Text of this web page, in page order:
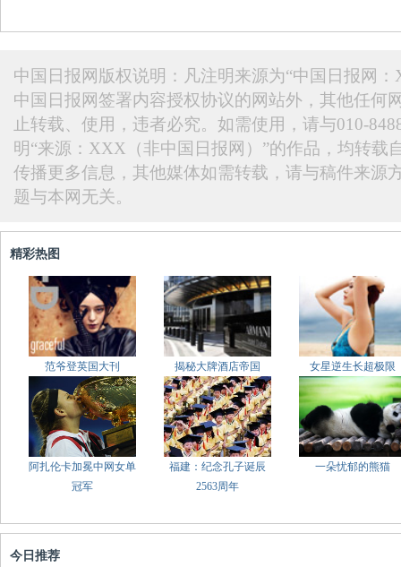
中国日报网版权说明：凡注明来源为“中国日报网
中国日报网签署内容授权协议的网站外，其他任何
止转载、使用，违者必究。如需使用，请与010-
明“来源：XXX（非中国日报网）”的作品，均转载
传播更多信息，其他媒体如需转载，请与稿件来源
题与本网无关。
精彩热图
范爷登英国大刊 揭秘大牌酒店帝国 女星逆生长超极限
阿扎伦卡加冕中网女单
冠军
福建：纪念孔子诞辰
2563周年
一朵忧郁的熊猫
今日推荐